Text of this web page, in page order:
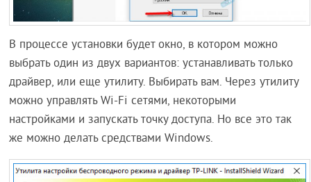
В процессе установки будет окно, в котором можно
выбрать один из двух вариантов: устанавливать только
драйвер, или еще утилиту. Выбирать вам. Через утилиту
можно управлять Wi-Fi сетями, некоторыми
настройками и запускать точку доступа. Но все это так
же можно делать средствами Windows.